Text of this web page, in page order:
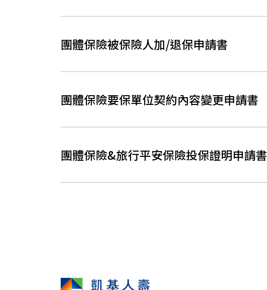
團體保險被保險人加/退保申請書
團體保險要保單位契約內容變更申請書
團體保險&旅行平安保險投保證明申請書